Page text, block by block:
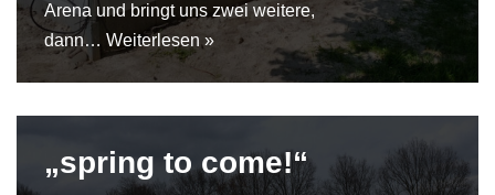
Arena und bringt uns zwei weitere,
dann… Weiterlesen »
„spring to come!“